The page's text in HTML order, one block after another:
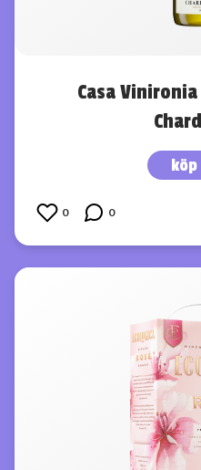
Casa
0 0